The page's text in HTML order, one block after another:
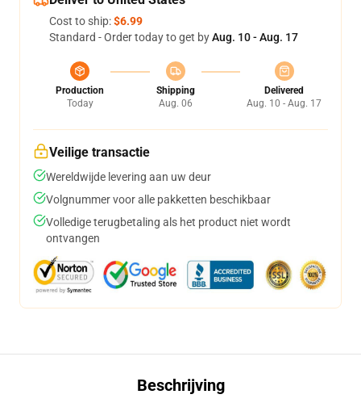
Cost to ship:$6.99
Standard - Order today to get byAug. 10 - Aug. 17
Production
Today
Shipping
Aug. 06
Delivered
Aug. 10 - Aug. 17
Veilige transactie
Wereldwijde levering aan uw deur
Volgnummer voor alle pakketten beschikbaar
Volledige terugbetaling als het product niet wordt
ontvangen
Beschrijving